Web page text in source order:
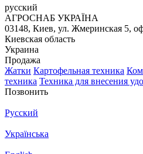
русский
АГРОСНАБ УКРАЇНА
03148, Киев, ул. Жмеринская 5,
Киевская область
Украина
Продажа
Жатки Картофельная техника
техника Техника для внесения
Позвонить
Русский
Українська